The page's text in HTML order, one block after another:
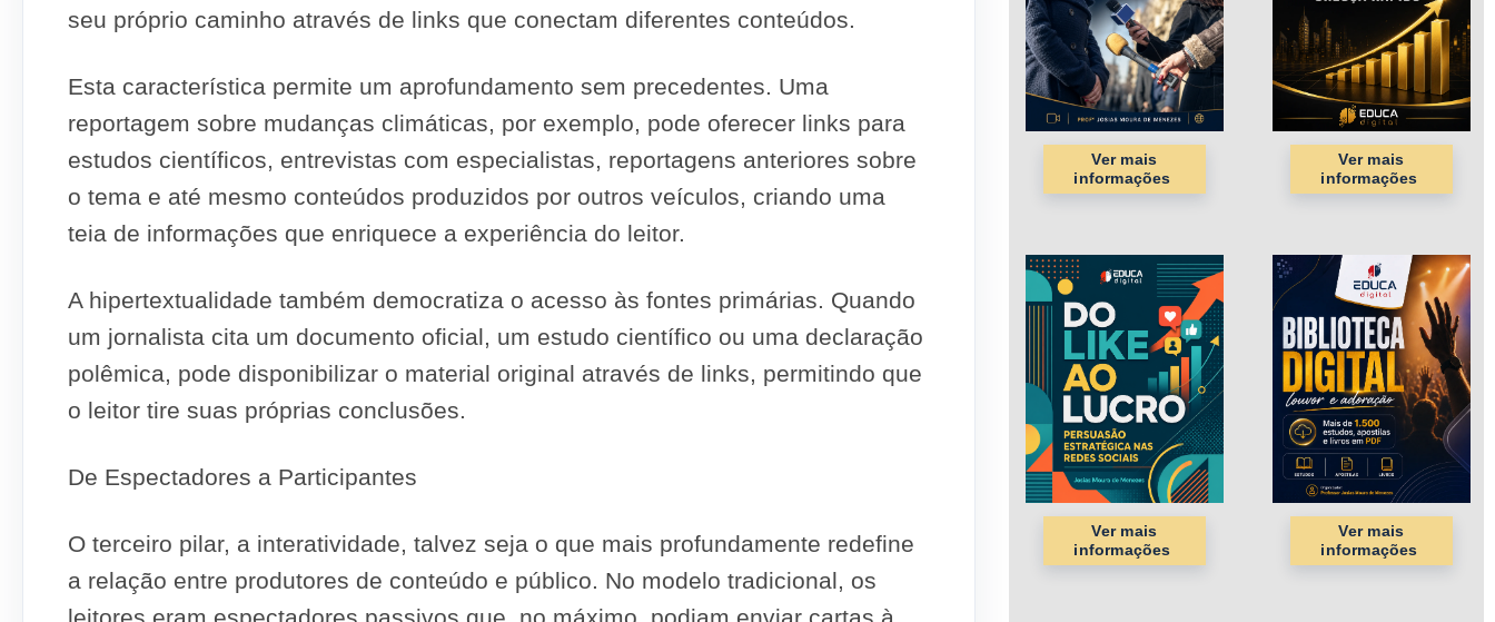
seu próprio caminho através de links que conectam diferentes conteúdos.
Esta característica permite um aprofundamento sem precedentes. Uma
reportagem sobre mudanças climáticas, por exemplo, pode oferecer links para
estudos científicos, entrevistas com especialistas, reportagens anteriores sobre
o tema e até mesmo conteúdos produzidos por outros veículos, criando uma
teia de informações que enriquece a experiência do leitor.
A hipertextualidade também democratiza o acesso às fontes primárias. Quando
um jornalista cita um documento oficial, um estudo científico ou uma declaração
polêmica, pode disponibilizar o material original através de links, permitindo que
o leitor tire suas próprias conclusões.
De Espectadores a Participantes
O terceiro pilar, a interatividade, talvez seja o que mais profundamente redefine
a relação entre produtores de conteúdo e público. No modelo tradicional, os